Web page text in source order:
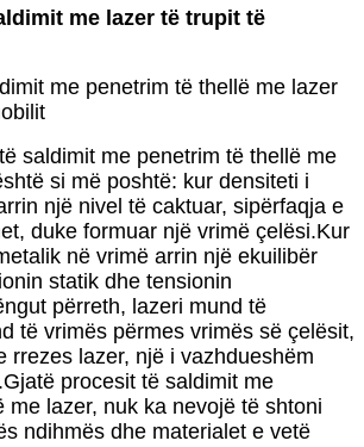
me lazer të trupit të
me penetrim të thellë me lazer
saldimit me penetrim të thellë me
si më poshtë: kur densiteti i
një nivel të caktuar, sipërfaqja e
duke formuar një vrimë çelësi.Kur
në vrimë arrin një ekuilibër
statik dhe tensionin
përreth, lazeri mund të
të vrimës përmes vrimës së çelësit,
rrezes lazer, një i vazhdueshëm
procesit të saldimit me
me lazer, nuk ka nevojë të shtoni
ndihmës dhe materialet e vetë